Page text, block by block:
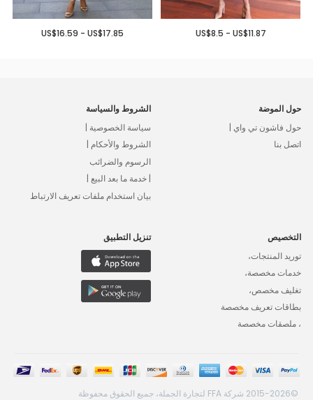
US$8.5 - US$11.87
US$16.59 - US$17.85
حول الموضة
حول فاشون تي واي |
اتصل بنا
الشروط والسياسة
سياسة الخصوصية |
الشروط والأحكام |
الرسوم والضرائب
| خدمة ما بعد البيع |
بيان استخدام ملفات تعريف الارتباط
التخصيص
توريد المنتجات،
خدمات مخصصة،
تغليف مخصص،
بطاقات تعريف مخصصة
، ملصقات مخصصة
تنزيل التطبيق
©2015-2026 شركة FFA لتجارة الجملة، جميع الحقوق محفوظة